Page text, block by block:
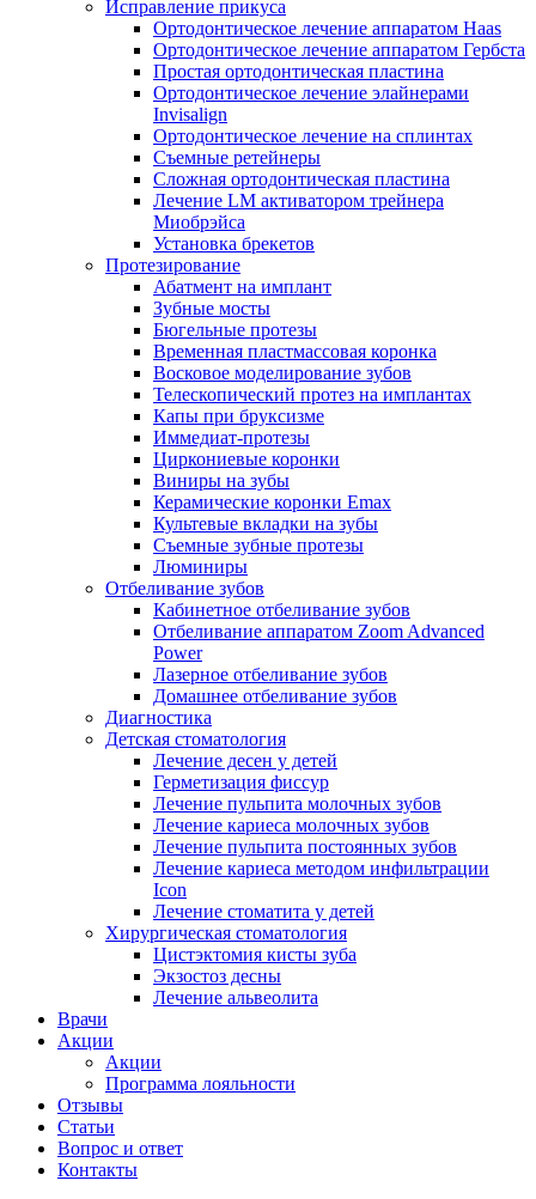
Исправление прикуса
Ортодонтическое лечение аппаратом Haas
Ортодонтическое лечение аппаратом Гербста
Простая ортодонтическая пластина
Ортодонтическое лечение элайнерами
Invisalign
Ортодонтическое лечение на сплинтах
Съемные ретейнеры
Сложная ортодонтическая пластина
Лечение LM активатором трейнера
Миобрэйса
Установка брекетов
Протезирование
Абатмент на имплант
Зубные мосты
Бюгельные протезы
Временная пластмассовая коронка
Восковое моделирование зубов
Телескопический протез на имплантах
Капы при бруксизме
Иммедиат-протезы
Циркониевые коронки
Виниры на зубы
Керамические коронки Emax
Культевые вкладки на зубы
Съемные зубные протезы
Люминиры
Отбеливание зубов
Кабинетное отбеливание зубов
Отбеливание аппаратом Zoom Advanced
Power
Лазерное отбеливание зубов
Домашнее отбеливание зубов
Диагностика
Детская стоматология
Лечение десен у детей
Герметизация фиссур
Лечение пульпита молочных зубов
Лечение кариеса молочных зубов
Лечение пульпита постоянных зубов
Лечение кариеса методом инфильтрации
Icon
Лечение стоматита у детей
Хирургическая стоматология
Цистэктомия кисты зуба
Экзостоз десны
Лечение альвеолита
Врачи
Акции
Акции
Программа лояльности
Отзывы
Статьи
Вопрос и ответ
Контакты